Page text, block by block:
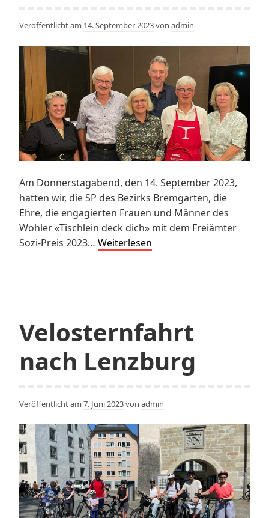
Veröffentlicht am 14. September 2023von admin
Am Donnerstagabend, den 14. September 2023,
hatten wir, die SP des Bezirks Bremgarten, die
Ehre, die engagierten Frauen und Männer des
Wohler «Tischlein deck dich» mit dem Freiämter
Sozi-Preis 2023… Weiterlesen
dich»
Wohlen
Velosternfahrt
nach Lenzburg
Veröffentlicht am 7. Juni 2023von admin